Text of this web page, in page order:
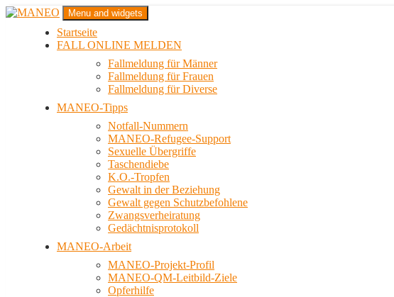
Zum
MANEO
Das schwule Anti-Gewalt-Projekt in Berlin
Menu and widgets
Startseite
FALL ONLINE MELDEN
Fallmeldung für Männer
Fallmeldung für Frauen
Fallmeldung für Diverse
MANEO-Tipps
Notfall-Nummern
MANEO-Refugee-Support
Sexuelle Übergriffe
Taschendiebe
K.O.-Tropfen
Gewalt in der Beziehung
Gewalt gegen Schutzbefohlene
Zwangsverheiratung
Gedächtnisprotokoll
MANEO-Arbeit
MANEO-Projekt-Profil
MANEO-QM-Leitbild-Ziele
Opferhilfe